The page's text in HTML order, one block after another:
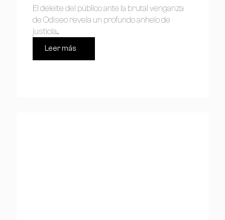
El deleite del público ante la brutal venganza
de Odiseo revela un profundo anhelo de
justicia....
Leer más